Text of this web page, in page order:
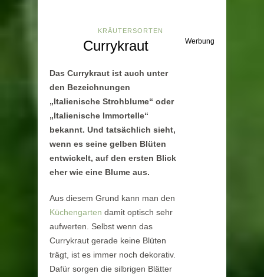
KRÄUTERSORTEN
Currykraut Werbung
Das Currykraut ist auch unter
den Bezeichnungen
„Italienische Strohblume“ oder
„Italienische Immortelle“
bekannt. Und tatsächlich sieht,
wenn es seine gelben Blüten
entwickelt, auf den ersten Blick
eher wie eine Blume aus.
Aus diesem Grund kann man den
Küchengarten damit optisch sehr
aufwerten. Selbst wenn das
Currykraut gerade keine Blüten
trägt, ist es immer noch dekorativ.
Dafür sorgen die silbrigen Blätter